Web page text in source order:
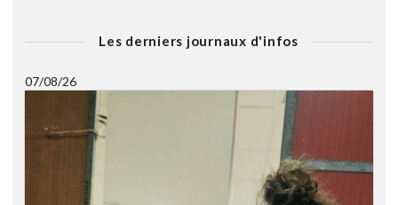
Les derniers journaux d'infos
07/08/26